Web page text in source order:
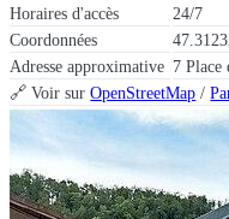
Horaires d'accès
24/7
Coordonnées
Adresse approximative 7 Place
🔗 Voir surOpenStreetMap /